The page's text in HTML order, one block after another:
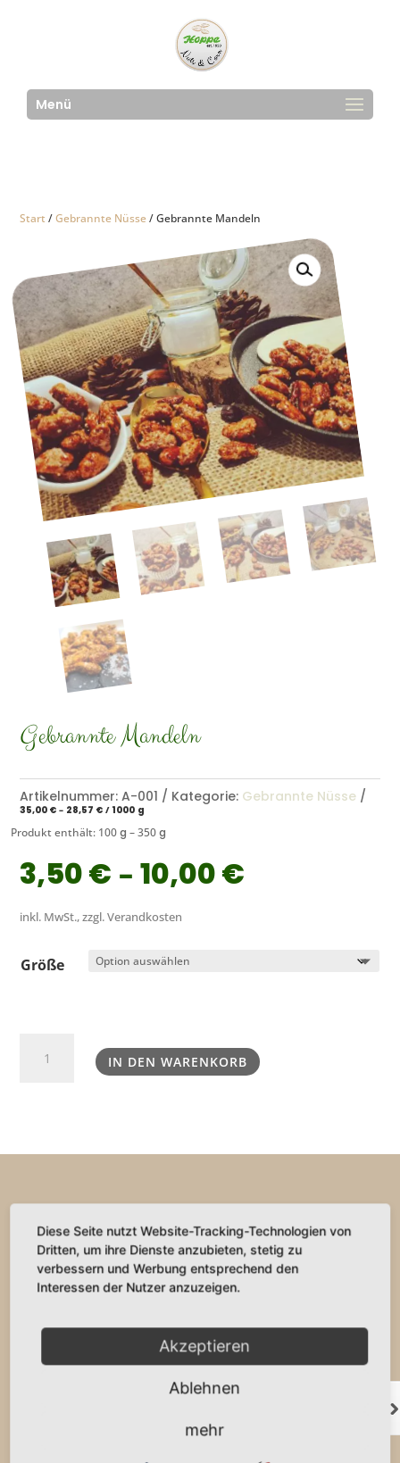
Menü
Start /Gebrannte Nüsse/ Gebrannte Mandeln
Gebrannte Mandeln
Artikelnummer:A-001 Kategorie: Gebrannte Nüsse
35,00 € – 28,57 € / 1000 g
Produkt enthält: 100g – 350g
3,50€ –10,00€
inkl. MwSt., zzgl. Verandkosten
Größe
Mandeln
IN DEN WARENKORB
Unser Klassiker, der immer gute Laune
garantiert!
Diese Seite nutzt Website-Tracking-Technologien von
Dritten, um ihre Dienste anzubieten, stetig zu
verbessern und Werbung entsprechend den
Interessen der Nutzer anzuzeigen.
Akzeptieren
Ablehnen
mehr